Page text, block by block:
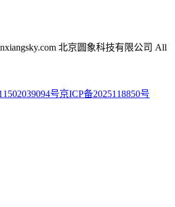
北京圆象科技有限公司 All
号京ICP备2025118850号